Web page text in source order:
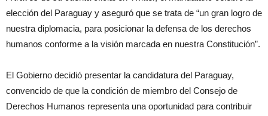
elección del Paraguay y aseguró que se trata de “un gran logro de
nuestra diplomacia, para posicionar la defensa de los derechos
humanos conforme a la visión marcada en nuestra Constitución”.
El Gobierno decidió presentar la candidatura del Paraguay,
convencido de que la condición de miembro del Consejo de
Derechos Humanos representa una oportunidad para contribuir